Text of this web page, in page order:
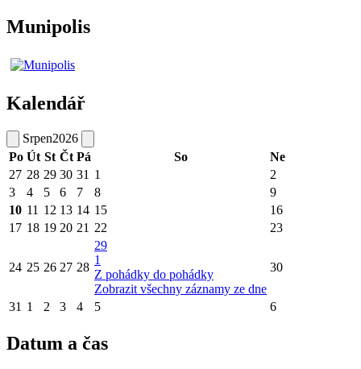
Munipolis
Kalendář
Srpen2026
Po Út St Čt Pá So
Ne
27 28 29 30 31 1
2
3
4 5 6 7 8
9
10 11 12 13 14 15
16
17 18 19 20 21 22 23
24 25 26 27 28
29
1
Z pohádky do pohádky
Zobrazit všechny záznamy ze dne
30
31 1 2 3 4 5 6
Datum a čas